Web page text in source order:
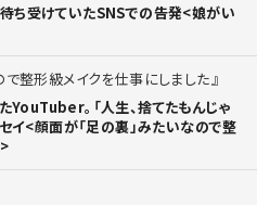
待ち受けていたSNSでの告発<娘がい
整形級メイクを仕事にしました
YouTuber。「人生、捨てたもんじゃ
イ<顔面が「足の裏」みたいなので整